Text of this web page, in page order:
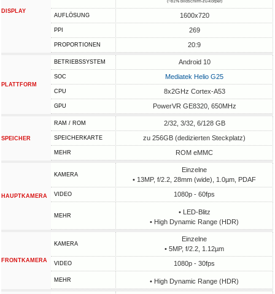
DISPLAY
AUFLÖSUNG 1600x720
PPI 269
PROPORTIONEN 20:9
PLATTFORM
BETRIEBSSYSTEM Android 10
SOC Mediatek Helio G25
CPU 8x2GHz Cortex-A53
GPU PowerVR GE8320, 650MHz
SPEICHER
RAM / ROM 2/32, 3/32, 6/128 GB
SPEICHERKARTE zu 256GB (dedizierten Steckplatz)
MEHR ROM eMMC
HAUPTKAMERA
KAMERA
Einzelne
• 13MP, f/2.2, 28mm (wide), 1.0µm, PDAF
VIDEO 1080p - 60fps
MEHR
• LED-Blitz
• High Dynamic Range (HDR)
FRONTKAMERA
KAMERA
Einzelne
• 5MP, f/2.2, 1.12µm
VIDEO 1080p - 30fps
MEHR • High Dynamic Range (HDR)